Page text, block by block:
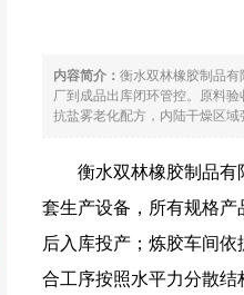
内容简介： 衡水双林橡胶制品
厂到成品出库闭环管控。原料
抗盐雾老化配方，内陆干燥区
衡水双林橡胶制品有
套生产设备，所有规格
后入库投产；炼胶车间
合工序按照水平力分散结